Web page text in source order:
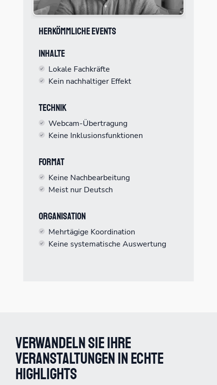
Herkömmliche Events
Inhalte
Lokale Fachkräfte
Kein nachhaltiger Effekt
Technik
Webcam-Übertragung
Keine Inklusionsfunktionen
Format
Keine Nachbearbeitung
Meist nur Deutsch
Organisation
Mehrtägige Koordination
Keine systematische Auswertung
Verwandeln Sie Ihre
Veranstaltungen in echte
Highlights